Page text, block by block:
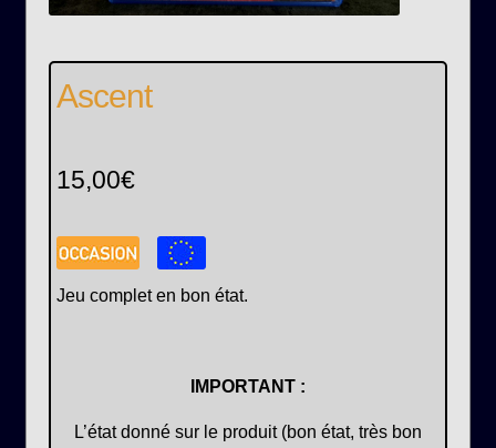
Ascent
15,00€
Jeu complet en bon état.
IMPORTANT :
L’état donné sur le produit (bon état, très bon